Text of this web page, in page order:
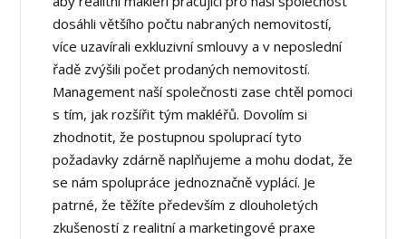
dosáhli většího počtu nabraných nemovitostí,
více uzavírali exkluzivní smlouvy a v neposlední
řadě zvýšili počet prodaných nemovitostí.
Management naší společnosti zase chtěl pomoci
s tím, jak rozšířit tým makléřů. Dovolím si
zhodnotit, že postupnou spoluprací tyto
požadavky zdárně naplňujeme a mohu dodat, že
se nám spolupráce jednoznačně vyplácí. Je
patrné, že těžíte především z dlouholetých
zkušeností z realitní a marketingové praxe